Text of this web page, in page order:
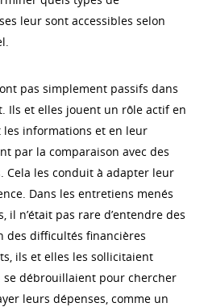
leur sont accessibles selon
pas simplement passifs dans
Ils et elles jouent un rôle actif en
informations et en leur
par la comparaison avec des
Cela les conduit à adapter leur
Dans les entretiens menés
n’était pas rare d’entendre des
des difficultés financières
ils et elles les sollicitaient
débrouillaient pour chercher
leurs dépenses, comme un